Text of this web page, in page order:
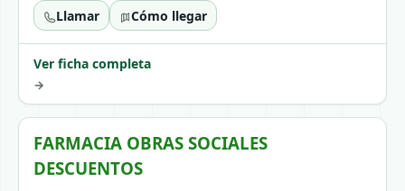
Llamar Cómo llegar
Ver ficha completa
→
FARMACIA OBRAS SOCIALES
DESCUENTOS